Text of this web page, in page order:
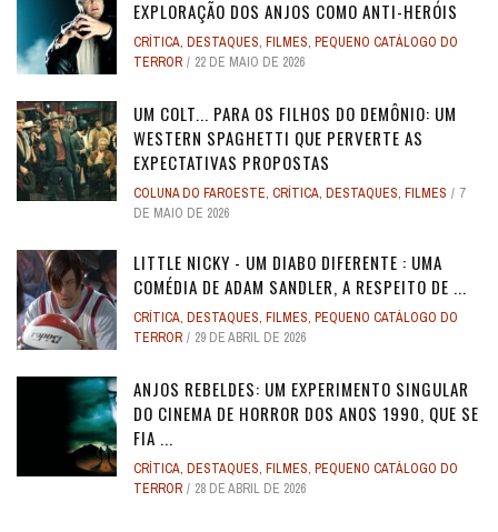
EXPLORAÇÃO DOS ANJOS COMO ANTI-HERÓIS
CRÍTICA, DESTAQUES, FILMES, PEQUENO CATÁLOGO DO
TERROR
22 DE MAIO DE 2026
UM COLT... PARA OS FILHOS DO DEMÔNIO: UM
WESTERN SPAGHETTI QUE PERVERTE AS
EXPECTATIVAS PROPOSTAS
COLUNA DO FAROESTE, CRÍTICA, DESTAQUES, FILMES
7
DE MAIO DE 2026
LITTLE NICKY - UM DIABO DIFERENTE : UMA
COMÉDIA DE ADAM SANDLER, A RESPEITO DE ...
CRÍTICA, DESTAQUES, FILMES, PEQUENO CATÁLOGO DO
TERROR
29 DE ABRIL DE 2026
ANJOS REBELDES: UM EXPERIMENTO SINGULAR
DO CINEMA DE HORROR DOS ANOS 1990, QUE SE
FIA ...
CRÍTICA, DESTAQUES, FILMES, PEQUENO CATÁLOGO DO
TERROR
28 DE ABRIL DE 2026